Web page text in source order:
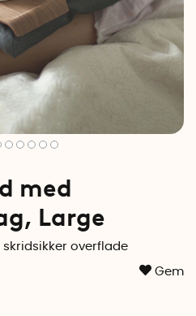
med
Large
overflade
Gem